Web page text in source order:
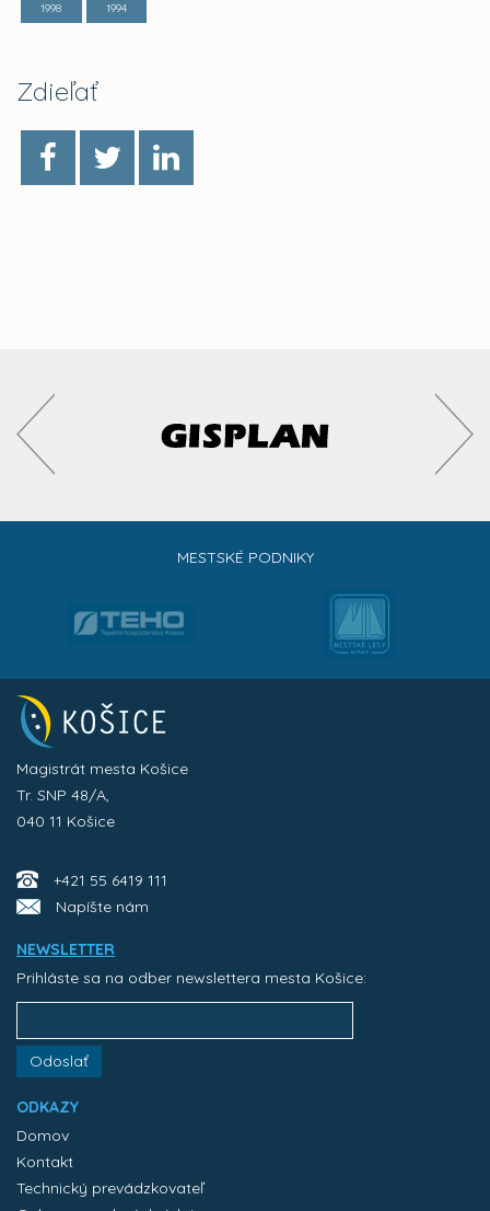
1998
1994
Zdieľať
MESTSKÉ PODNIKY
Magistrát mesta Košice
Tr. SNP 48/A,
040 11 Košice
+421 55 6419 111
Napíšte nám
NEWSLETTER
Prihláste sa na odber newslettera mesta Košice:
Odoslať
ODKAZY
Domov
Kontakt
Technický prevádzkovateľ